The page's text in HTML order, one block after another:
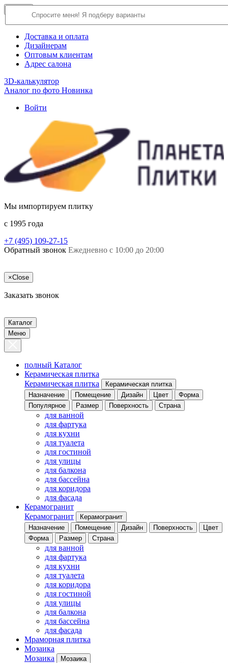
О компании
Доставка и оплата
Дизайнерам
Оптовым клиентам
Адрес салона
3D-калькулятор
Аналог по фото Новинка
Войти
Мы импортируем плитку
c 1995 года
+7 (495) 109-27-15
Обратный звонок Ежедневно с 10:00 до 20:00
×Close
Заказать звонок
Каталог
Меню
полный Каталог
Керамическая плитка
Керамическая плитка
Керамическая плитка
Назначение
Помещение Дизайн Цвет
Форма
Популярное
Размер Поверхность Страна
для ванной
для фартука
для кухни
для туалета
для гостиной
для улицы
для балкона
для бассейна
для коридора
для фасада
Керамогранит
Керамогранит
Керамогранит
Назначение
Помещение Дизайн Поверхность
Цвет
Форма
Размер Страна
для ванной
для фартука
для кухни
для туалета
для коридора
для гостиной
для улицы
для балкона
для бассейна
для фасада
Мраморная плитка
Мозаика
Мозаика
Мозаика